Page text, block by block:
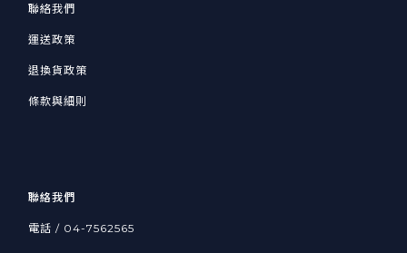
聯絡我們
運送政策
退換貨政策
條款與細則
聯絡我們
電話 / 04-7562565